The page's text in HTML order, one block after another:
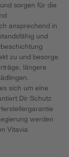
sorgen für die
ansprechend in
und
zu und besorge
längere
sich um eine
Dir Schutz
werden
Vitavia